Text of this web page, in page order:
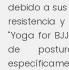
debido a
resistencia
"Yoga for
de